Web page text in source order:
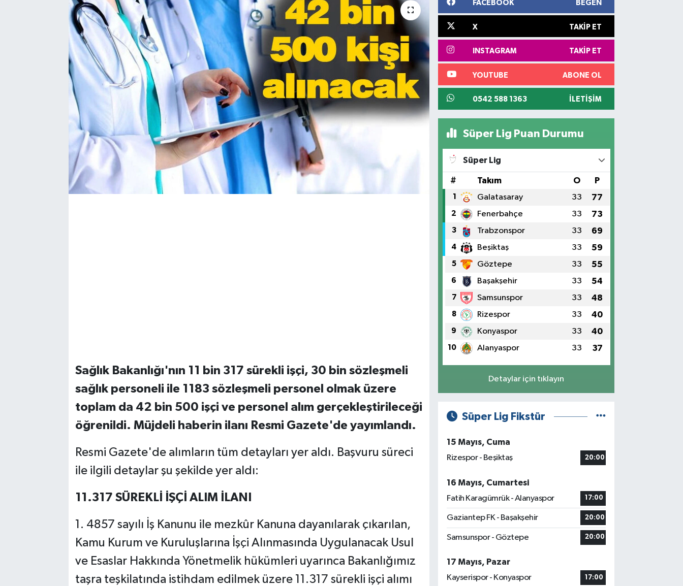
Sağlık Bakanlığı'nın 11 bin 317 sürekli işçi, 30 bin sözleşmeli
sağlık personeli ile 1183 sözleşmeli personel olmak üzere
toplam da 42 bin 500 işçi ve personel alım gerçekleştirileceği
öğrenildi. Müjdeli haberin ilanı Resmi Gazete'de yayımlandı.
Resmi Gazete'de alımların tüm detayları yer aldı. Başvuru süreci
ile ilgili detaylar şu şekilde yer aldı:
11.317 SÜREKLİ İŞÇİ ALIM İLANI
1. 4857 sayılı İş Kanunu ile mezkûr Kanuna dayanılarak çıkarılan,
Kamu Kurum ve Kuruluşlarına İşçi Alınmasında Uygulanacak Usul
ve Esaslar Hakkında Yönetmelik hükümleri uyarınca Bakanlığımız
taşra teşkilatında istihdam edilmek üzere 11.317 sürekli işçi alımı
FACEBOOK BEĞEN
X TAKIP ET
INSTAGRAM TAKIP ET
YOUTUBE ABONE OL
0542 588 1363 İLETIŞIM
Süper Lig Puan Durumu
Süper Lig
# Takım O P
1 Galatasaray 33 77
2 Fenerbahçe 33 73
3 Trabzonspor 33 69
4 Beşiktaş 33 59
5 Göztepe 33 55
6 Başakşehir 33 54
7 Samsunspor 33 48
8 Rizespor 33 40
9 Konyaspor 33 40
10 Alanyaspor 33 37
Detaylar için tıklayın
Süper Lig Fikstür
15 Mayıs, Cuma
Rizespor - Beşiktaş
20:00
16 Mayıs, Cumartesi
Fatih Karagümrük - Alanyaspor
17:00
Gaziantep FK - Başakşehir 20:00
Samsunspor - Göztepe 20:00
17 Mayıs, Pazar
Kayserispor - Konyaspor
17:00